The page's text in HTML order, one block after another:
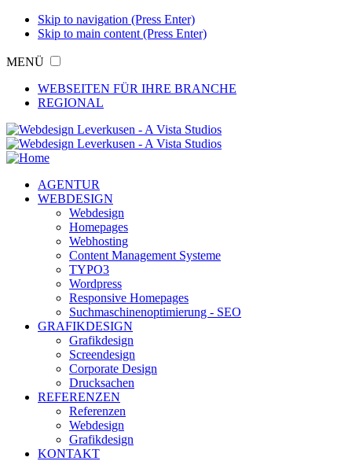
Skip to navigation (Press Enter)
Skip to main content (Press Enter)
MENÜ
WEBSEITEN FÜR IHRE BRANCHE
REGIONAL
AGENTUR
WEBDESIGN
Webdesign
Homepages
Webhosting
Content Management Systeme
TYPO3
Wordpress
Responsive Homepages
Suchmaschinenoptimierung - SEO
GRAFIKDESIGN
Grafikdesign
Screendesign
Corporate Design
Drucksachen
REFERENZEN
Referenzen
Webdesign
Grafikdesign
KONTAKT